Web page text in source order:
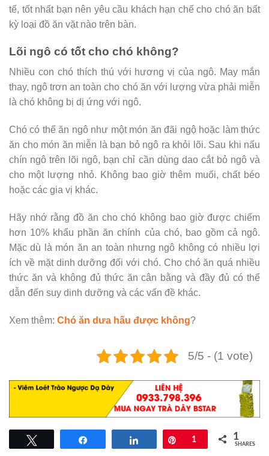
tế, tốt nhất bạn nên yêu cầu khách hạn chế cho chó ăn bất
kỳ loại đồ ăn vặt nào trên bàn.
Lõi ngô có tốt cho chó không?
Nhiều con chó thích thú với hương vị của ngô. May mắn
thay, ngô trơn an toàn cho chó ăn với lượng vừa phải miễn
là chó không bị dị ứng với ngô.
Chó có thể ăn ngô như một món ăn đãi ngộ hoặc làm thức
ăn cho món ăn miễn là bạn bỏ ngô ra khỏi lõi. Sau khi nấu
chín ngô trên lõi ngô, bạn chỉ cần dùng dao cắt bỏ ngô và
cho một lượng nhỏ. Không bao giờ thêm muối, chất béo
hoặc các gia vị khác.
Hãy nhớ rằng đồ ăn cho chó không bao giờ được chiếm
hơn 10% khẩu phần ăn chính của chó, bao gồm cả ngô.
Mặc dù là món ăn an toàn nhưng ngô không có nhiều lợi
ích về mặt dinh dưỡng đối với chó. Cho chó ăn quá nhiều
thức ăn và không đủ thức ăn cân bằng và đầy đủ có thể
dẫn đến suy dinh dưỡng và các vấn đề khác.
Xem thêm: Chó ăn dưa hấu được không?
5/5 - (1 vote)
Pin
1 1
SHARES